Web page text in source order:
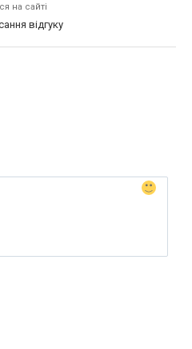
на сайті
відгуку